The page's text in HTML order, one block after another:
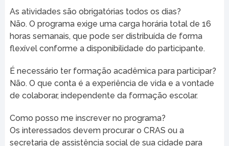
As atividades são obrigatórias todos os dias?
Não. O programa exige uma carga horária total de 16
horas semanais, que pode ser distribuída de forma
flexível conforme a disponibilidade do participante.
É necessário ter formação acadêmica para participar?
Não. O que conta é a experiência de vida e a vontade
de colaborar, independente da formação escolar.
Como posso me inscrever no programa?
Os interessados devem procurar o CRAS ou a
secretaria de assistência social de sua cidade para